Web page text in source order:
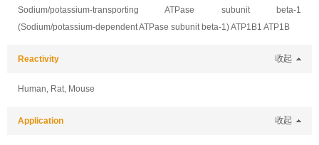
Sodium/potassium-transporting ATPase subunit beta-1
(Sodium/potassium-dependent ATPase subunit beta-1) ATP1B1 ATP1B
Reactivity 收起
Human, Rat, Mouse
Application 收起